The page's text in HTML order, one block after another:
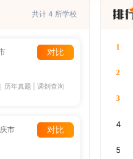
共计 4 所学校
对比
｜ 历年真题 调剂查询
市 对比
1
2
3
4
5